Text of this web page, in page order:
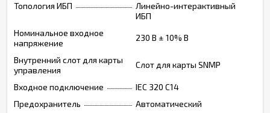
Топология ИБП
Линейно-интерактивный
ИБП
Номинальное входное
напряжение
230 В ± 10% В
Внутренний слот для карты
управления
Слот для карты SNMP
Входное подключение
IEC 320 C14
Предохранитель
Автоматический